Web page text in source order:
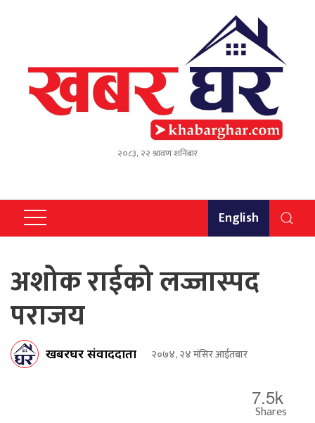
२०८३, २२ श्रावण शनिबार
English
अशोक राईको लज्जास्पद
पराजय
खबरघर संवाददाता २०७४, २४ मंसिर आईतबार
7.5k
Shares